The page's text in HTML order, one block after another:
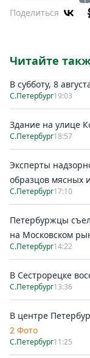
Поделиться
Читайте
В субботу, 8
С.Петербург19:03
Здание на улице
С.Петербург18:57
Эксперты
образцов мясных
С.Петербург17:10
Петербуржцы
на Московском
С.Петербург14:22
В Сестрорецке
С.Петербург13:36
В центре
2 Фото
С.Петербург11:25